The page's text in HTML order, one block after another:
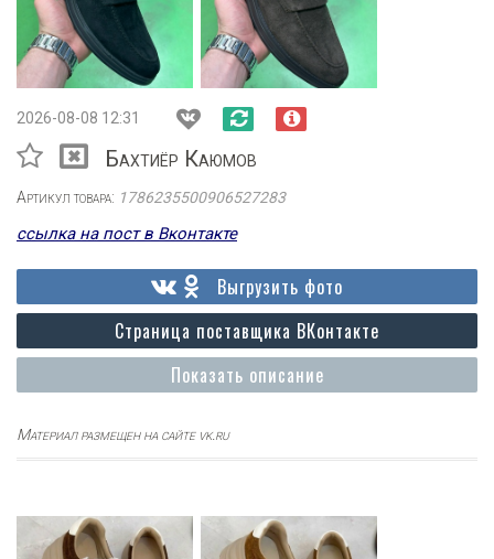
2026-08-08 12:31
Бахтиёр Каюмов
Артикул товара: 1786235500906527283
ссылка на пост в Вконтакте
Показать описание
Страница поставщика ВКонтакте
Выгрузить фото
Материал размещен на сайте vk.ru